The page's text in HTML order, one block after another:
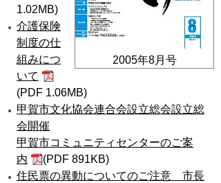
2005年8月号
1.02MB)
介護保険
制度の仕
組みにつ
いて
(PDF 1.06MB)
甲賀市文化協会連合会設立総会設立総
会開催
甲賀市コミュニティセンターのご案
内
(PDF 891KB)
住民票の異動についてのご注意 市長